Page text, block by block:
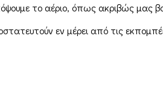
το αέριο, όπως ακριβώς μας
εν μέρει από τις